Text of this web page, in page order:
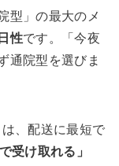
型」の最大のメ
性です。「今夜
通院型を選びま
、配送に最短で
受け取れる」